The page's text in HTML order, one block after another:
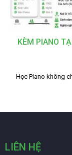
KÈM PIANO
Học Piano không
LIÊN HỆ